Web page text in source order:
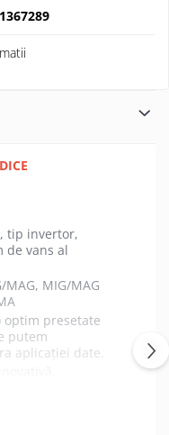
tip invertor,
de vans al
MIG/MAG
optim presetate
putem
aplicaţiei date.
de
şi cu sârmă